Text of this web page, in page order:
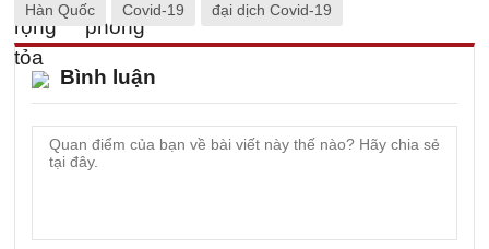
Hàn Quốc Covid-19 đại dịch Covid-19
Bình luận